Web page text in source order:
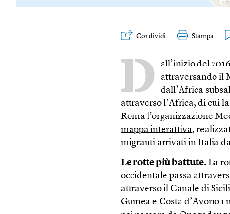
Condividi Stampa
D all’inizio del
attraversando il
dall’Africa
attraverso l’Africa, di cui
Roma l’organizzazione
mappa interattiva,
migranti arrivati in Italia
Le rotte più battute. La
occidentale passa
attraverso il Canale di
Guinea e Costa d’Avorio i